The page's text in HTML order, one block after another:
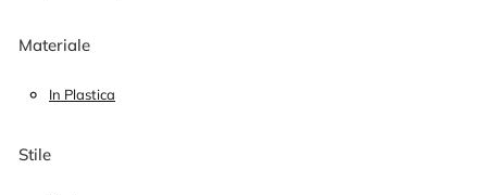
Materiale
In Plastica
Stile